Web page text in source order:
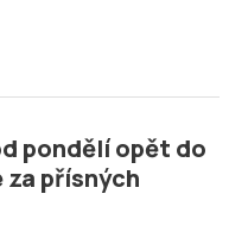
pondělí opět do
za přísných